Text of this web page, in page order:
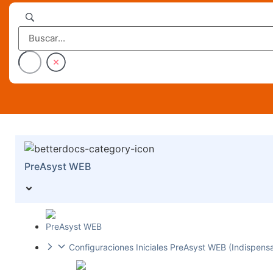
PreAsyst WEB
PreAsyst WEB
Configuraciones Iniciales PreAsyst WEB